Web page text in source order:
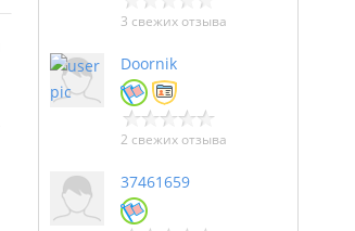
3 свежих отзыва
Doornik
2 свежих отзыва
37461659